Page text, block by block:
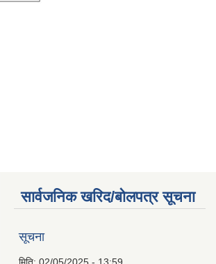
सार्वजनिक खरिद/बोलपत्र सूचना
सूचना